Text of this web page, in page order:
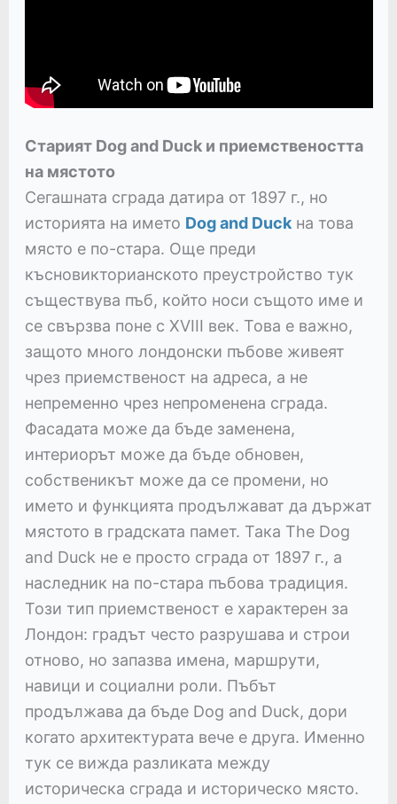
Старият Dog and Duck и приемствеността
на мястото
Сегашната сграда датира от 1897 г., но
историята на името Dog and Duckна това
място е по-стара. Още преди
късновикторианското преустройство тук
съществува пъб, който носи същото име и
се свързва поне с XVIII век. Това е важно,
защото много лондонски пъбове живеят
чрез приемственост на адреса, а не
непременно чрез непроменена сграда.
Фасадата може да бъде заменена,
интериорът може да бъде обновен,
собственикът може да се промени, но
името и функцията продължават да държат
мястото в градската памет. Така The Dog
and Duck не е просто сграда от 1897 г., а
наследник на по-стара пъбова традиция.
Този тип приемственост е характерен за
Лондон: градът често разрушава и строи
отново, но запазва имена, маршрути,
навици и социални роли. Пъбът
продължава да бъде Dog and Duck, дори
когато архитектурата вече е друга. Именно
тук се вижда разликата между
историческа сграда и историческо място.